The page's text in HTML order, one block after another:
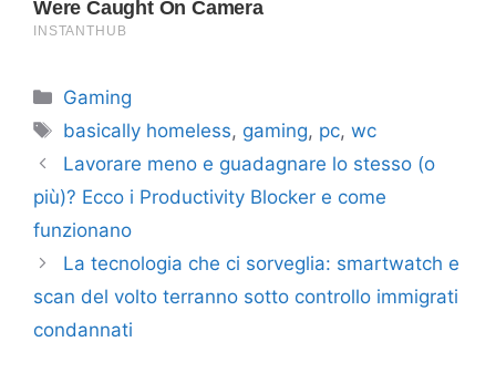
Categorie
Gaming
Tag
basically homeless, gaming, pc,wc
Lavorare meno e guadagnare lo stesso (o
più)? Ecco i Productivity Blocker e come
funzionano
La tecnologia che ci sorveglia: smartwatch e
scan del volto terranno sotto controllo immigrati
condannati